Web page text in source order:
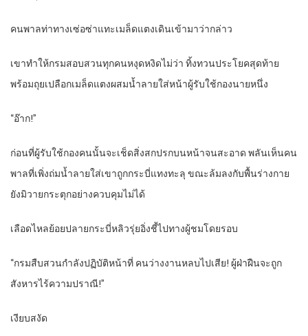
คนพาลท่าทางเซ่อซ่าแทะเมล็ดแตงเดินเข้ามาว่ากล่าว
เขาทำให้กรมสอบสวนทุกคนหงุดหงิดไม่ว่า ทิ้งทวนประโยคสุดท้าย
พร้อมถุยเปลือกเมล็ดแตงผสมน้ำลายใส่หน้าผู้รับใช้กองนายหนึ่ง
“อ๊าก!”
ก่อนที่ผู้รับใช้กองคนนั้นจะเช็ดสิ่งสกปรกบนหน้าจนสะอาด พลันเห็นคน
พาลที่เพิ่งถ่มน้ำลายใส่เขาถูกกระบี่แทงทะลุ ขณะล้มลงกับพื้นร่างกาย
ยังมิวายกระตุกอย่างควบคุมไม่ได้
เลือดไหลย้อยปลายกระบี่หลิวรุ่ยอิ่งชี้ไปทางผู้ชมโดยรอบ
“กรมสืบสวนกำลังปฏิบัติหน้าที่ คนว่างงานหลบไปเสีย! ผู้ฝ่าฝืนจะถูก
สังหารไร้ความปราณี!”
เงียบสงัด